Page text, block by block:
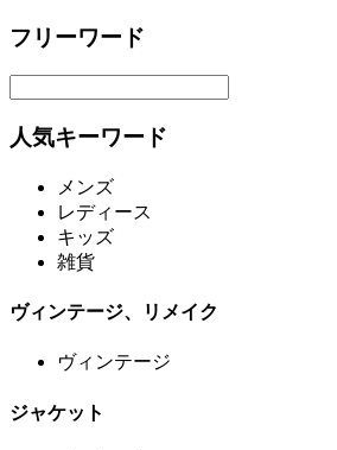
フリーワード
人気キーワード
メンズ
レディース
キッズ
雑貨
ヴィンテージ、リメイク
ヴィンテージ
ジャケット